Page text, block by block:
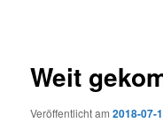
Weit
Veröffentlicht am2018-07-